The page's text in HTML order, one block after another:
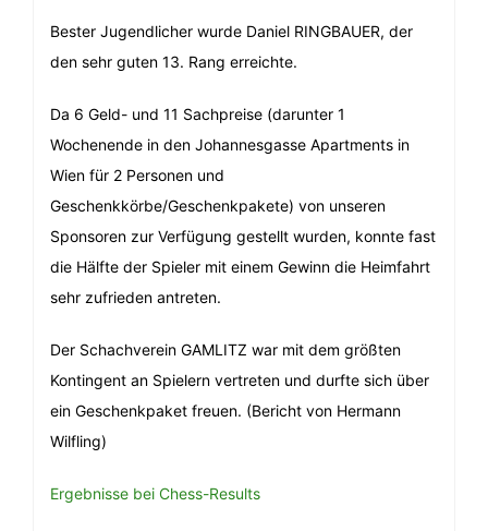
Bester Jugendlicher wurde Daniel RINGBAUER, der
den sehr guten 13. Rang erreichte.
Da 6 Geld- und 11 Sachpreise (darunter 1
Wochenende in den Johannesgasse Apartments in
Wien für 2 Personen und
Geschenkkörbe/Geschenkpakete) von unseren
Sponsoren zur Verfügung gestellt wurden, konnte fast
die Hälfte der Spieler mit einem Gewinn die Heimfahrt
sehr zufrieden antreten.
Der Schachverein GAMLITZ war mit dem größten
Kontingent an Spielern vertreten und durfte sich über
ein Geschenkpaket freuen. (Bericht von Hermann
Wilfling)
Ergebnisse bei Chess-Results